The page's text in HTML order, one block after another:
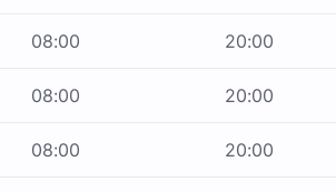
08:00 20:00
08:00 20:00
08:00 20:00